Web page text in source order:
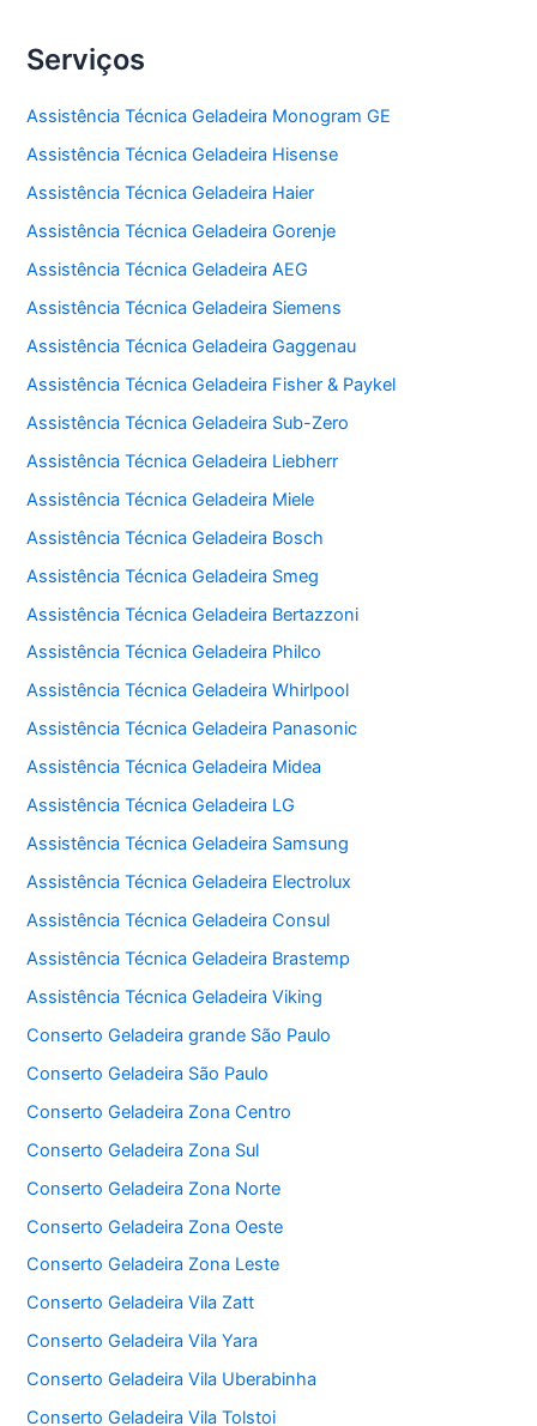
Serviços
Assistência Técnica Geladeira Monogram GE
Assistência Técnica Geladeira Hisense
Assistência Técnica Geladeira Haier
Assistência Técnica Geladeira Gorenje
Assistência Técnica Geladeira AEG
Assistência Técnica Geladeira Siemens
Assistência Técnica Geladeira Gaggenau
Assistência Técnica Geladeira Fisher & Paykel
Assistência Técnica Geladeira Sub-Zero
Assistência Técnica Geladeira Liebherr
Assistência Técnica Geladeira Miele
Assistência Técnica Geladeira Bosch
Assistência Técnica Geladeira Smeg
Assistência Técnica Geladeira Bertazzoni
Assistência Técnica Geladeira Philco
Assistência Técnica Geladeira Whirlpool
Assistência Técnica Geladeira Panasonic
Assistência Técnica Geladeira Midea
Assistência Técnica Geladeira LG
Assistência Técnica Geladeira Samsung
Assistência Técnica Geladeira Electrolux
Assistência Técnica Geladeira Consul
Assistência Técnica Geladeira Brastemp
Assistência Técnica Geladeira Viking
Conserto Geladeira grande São Paulo
Conserto Geladeira São Paulo
Conserto Geladeira Zona Centro
Conserto Geladeira Zona Sul
Conserto Geladeira Zona Norte
Conserto Geladeira Zona Oeste
Conserto Geladeira Zona Leste
Conserto Geladeira Vila Zatt
Conserto Geladeira Vila Yara
Conserto Geladeira Vila Uberabinha
Conserto Geladeira Vila Tolstoi